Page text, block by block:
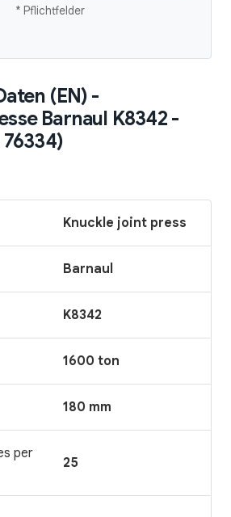
* Pflichtfelder
(EN) -
Barnaul K8342 -
Knuckle joint press
Barnaul
K8342
1600 ton
180 mm
per
25